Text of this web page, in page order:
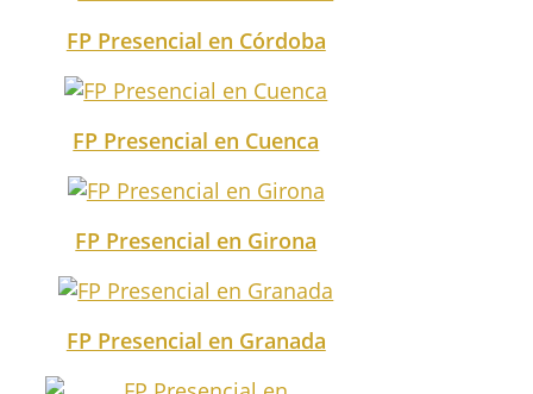
FP Presencial en Córdoba
FP Presencial en Cuenca
FP Presencial en Girona
FP Presencial en Granada